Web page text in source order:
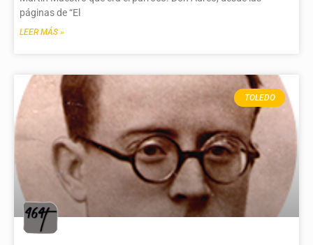
páginas de “El
LEER MÁS »
TOLEDO